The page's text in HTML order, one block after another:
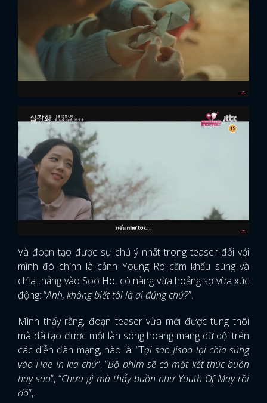
Và đoạn tạo được sự chú ý nhất trong teaser đối với
mình đó chính là cảnh Young Ro cầm khẩu súng và
chĩa thẳng vào Soo Ho, cô nàng vừa hoảng sợ vừa xúc
động: “Anh, không biết tôi là ai đúng chứ?”.
Mình thấy rằng, đoạn teaser vừa mới được tung thôi
mà đã tạo được một làn sóng hoang mang dữ dội trên
các diễn đàn mạng, nào là: “Tại sao Jisoo lại chĩa súng
vào Hae In kia chứ”, “Bộ phim sẽ có một kết thúc buồn
hay sao”, “Chưa gì mà thấy buồn như Youth Of May rồi
đó”,...